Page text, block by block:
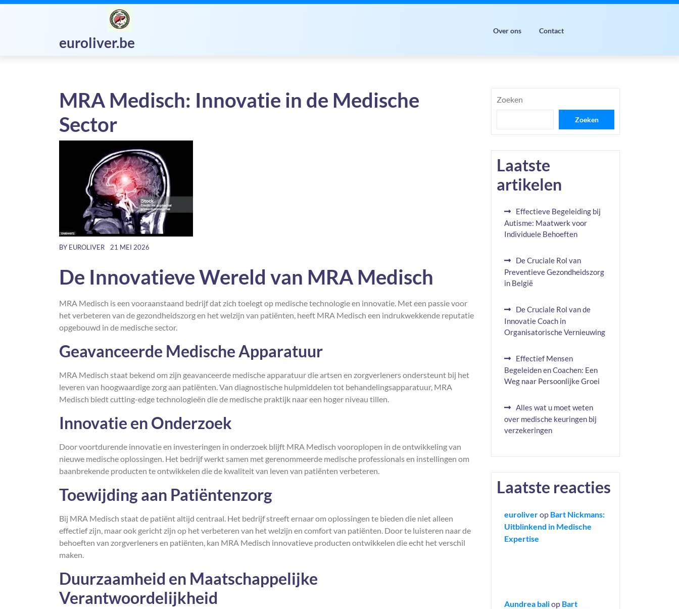
Skip
euroliver.be
Over ons Contact
MRA Medisch: Innovatie in de Medische
Sector
BY EUROLIVER 21 MEI 2026
De Innovatieve Wereld van MRA Medisch
MRA Medisch is een vooraanstaand bedrijf dat zich toelegt op medische technologie en innovatie. Met een passie voor
het verbeteren van de gezondheidszorg en het welzijn van patiënten, heeft MRA Medisch een indrukwekkende reputatie
opgebouwd in de medische sector.
Geavanceerde Medische Apparatuur
MRA Medisch staat bekend om zijn geavanceerde medische apparatuur die artsen en zorgverleners ondersteunt bij het
leveren van hoogwaardige zorg aan patiënten. Van diagnostische hulpmiddelen tot behandelingsapparatuur, MRA
Medisch biedt cutting-edge technologieën die de medische praktijk naar een hoger niveau tillen.
Innovatie en Onderzoek
Door voortdurende innovatie en investeringen in onderzoek blijft MRA Medisch vooroplopen in de ontwikkeling van
nieuwe medische oplossingen. Het bedrijf werkt samen met gerenommeerde medische professionals en instellingen om
baanbrekende producten te ontwikkelen die de kwaliteit van leven van patiënten verbeteren.
Toewijding aan Patiëntenzorg
Bij MRA Medisch staat de patiënt altijd centraal. Het bedrijf streeft ernaar om oplossingen te bieden die niet alleen
effectief zijn, maar ook gericht zijn op het verbeteren van het welzijn en comfort van patiënten. Door te luisteren naar de
behoeften van zorgverleners en patiënten, kan MRA Medisch innovatieve producten ontwikkelen die echt het verschil
maken.
Duurzaamheid en Maatschappelijke
Verantwoordelijkheid
Zoeken
Zoeken
Laatste
artikelen
Effectieve Begeleiding bij
Autisme: Maatwerk voor
Individuele Behoeften
De Cruciale Rol van
Preventieve Gezondheidszorg
in België
De Cruciale Rol van de
Innovatie Coach in
Organisatorische Vernieuwing
Effectief Mensen
Begeleiden en Coachen: Een
Weg naar Persoonlijke Groei
Alles wat u moet weten
over medische keuringen bij
verzekeringen
Laatste reacties
euroliverop Bart Nickmans:
Uitblinkend in Medische
Expertise
Aundrea baliop Bart